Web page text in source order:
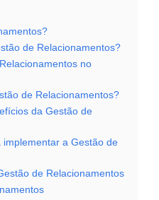
de Relacionamentos?
no
de Relacionamentos?
da Gestão de
a Gestão de
de Relacionamentos